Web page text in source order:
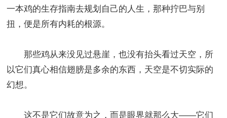
一本鸡的生存指南去规划自己的人生，那种拧巴与别
扭，便是所有内耗的根源。
那些鸡从来没见过悬崖，也没有抬头看过天空，所
以它们真心相信翅膀是多余的东西，天空是不切实际的
幻想。
这不是它们故意为之，而是眼界就那么大——它们